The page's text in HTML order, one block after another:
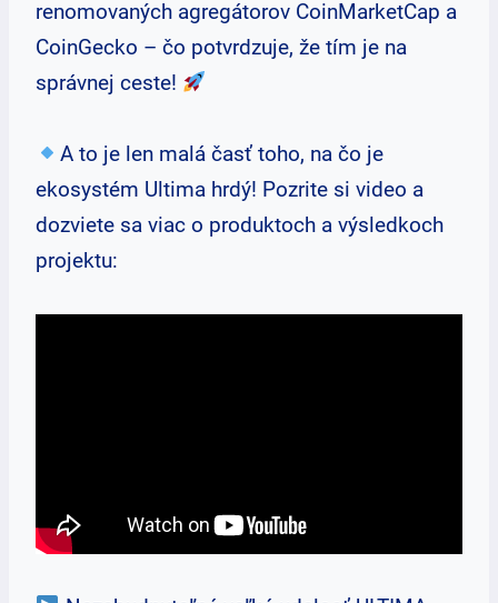
renomovaných agregátorov CoinMarketCap a
CoinGecko – čo potvrdzuje, že tím je na
správnej ceste!
A to je len malá časť toho, na čo je
ekosystém Ultima hrdý! Pozrite si video a
dozviete sa viac o produktoch a výsledkoch
projektu: